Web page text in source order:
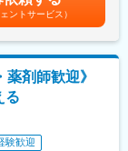
プロジェクトへの
院）を訪問して、
を提供、副作用情
客観的に評価され、
と永年勤続報奨金
まり、やりがいや
す。
経験の方も安心し
研修を行い、その
務5万円支給、5年
目安の金額であ
月給(月額)は固定手
ントサービス）
剤師歓迎》
る
験歓迎